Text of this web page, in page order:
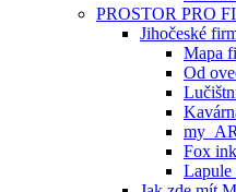
PROSTOR PRO
Jihočeské
Mapa
Od
Fox ink
Lapule